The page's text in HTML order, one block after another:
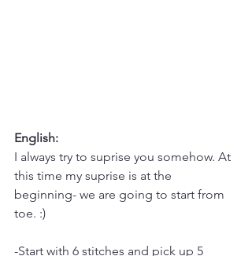
English:
I always try to suprise you somehow. At
this time my suprise is at the
beginning- we are going to start from
toe. :)
-Start with 6 stitches and pick up 5